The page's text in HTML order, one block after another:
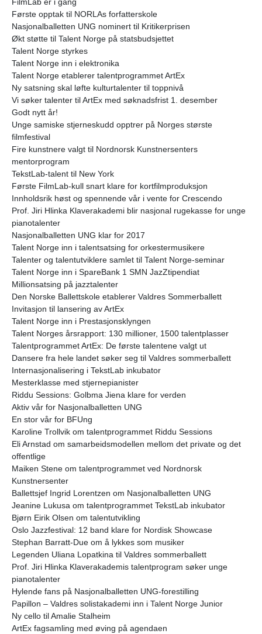
Første opptak til NORLAs forfatterskole
Nasjonalballetten UNG nominert til Kritikerprisen
Økt støtte til Talent Norge på statsbudsjettet
Talent Norge styrkes
Talent Norge inn i elektronika
Talent Norge etablerer talentprogrammet ArtEx
Ny satsning skal løfte kulturtalenter til toppnivå
Vi søker talenter til ArtEx med søknadsfrist 1. desember
Godt nytt år!
Unge samiske stjerneskudd opptrer på Norges største
filmfestival
Fire kunstnere valgt til Nordnorsk Kunstnersenters
mentorprogram
TekstLab-talent til New York
Første FilmLab-kull snart klare for kortfilmproduksjon
Innholdsrik høst og spennende vår i vente for Crescendo
Prof. Jiri Hlinka Klaverakademi blir nasjonal rugekasse for unge
pianotalenter
Nasjonalballetten UNG klar for 2017
Talent Norge inn i talentsatsing for orkestermusikere
Talenter og talentutviklere samlet til Talent Norge-seminar
Talent Norge inn i SpareBank 1 SMN JazZtipendiat
Millionsatsing på jazztalenter
Den Norske Ballettskole etablerer Valdres Sommerballett
Invitasjon til lansering av ArtEx
Talent Norge inn i Prestasjonsklyngen
Talent Norges årsrapport: 130 millioner, 1500 talentplasser
Talentprogrammet ArtEx: De første talentene valgt ut
Dansere fra hele landet søker seg til Valdres sommerballett
Internasjonalisering i TekstLab inkubator
Mesterklasse med stjernepianister
Riddu Sessions: Golbma Jiena klare for verden
Aktiv vår for Nasjonalballetten UNG
En stor vår for BFUng
Karoline Trollvik om talentprogrammet Riddu Sessions
Eli Arnstad om samarbeidsmodellen mellom det private og det
offentlige
Maiken Stene om talentprogrammet ved Nordnorsk
Kunstnersenter
Ballettsjef Ingrid Lorentzen om Nasjonalballetten UNG
Jeanine Lukusa om talentprogrammet TekstLab inkubator
Bjørn Eirik Olsen om talentutvikling
Oslo Jazzfestival: 12 band klare for Nordisk Showcase
Stephan Barratt-Due om å lykkes som musiker
Legenden Uliana Lopatkina til Valdres sommerballett
Prof. Jiri Hlinka Klaverakademis talentprogram søker unge
pianotalenter
Hylende fans på Nasjonalballetten UNG-forestilling
Papillon – Valdres solistakademi inn i Talent Norge Junior
Ny cello til Amalie Stalheim
ArtEx fagsamling med øving på agendaen